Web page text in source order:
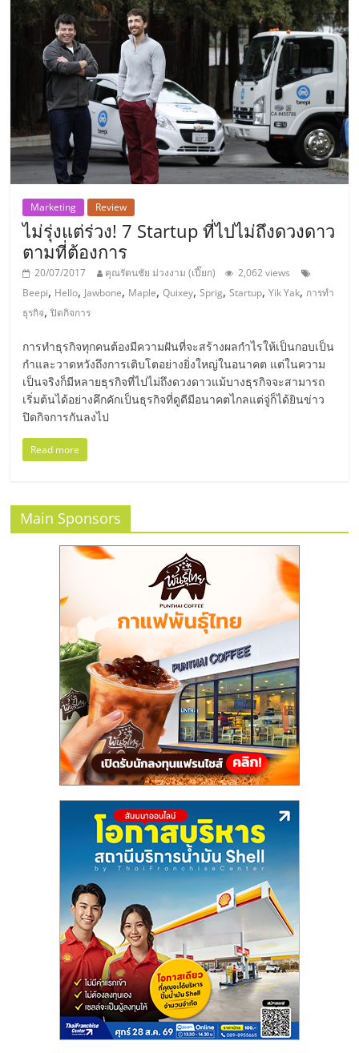
รน
ไชส์,
ที่
ปรึกษา
แฟ
รน
ไชส์,
รวม
แฟ
รน
ไชส์
ขาย
แฟ
ไชส์
แฟ
ไชส์
หน้า
บ้าน
ลงทุน
น้อย
คืน
Marketing Review
ไม่รุ่งแต่ร่วง! 7 Startup ที่ไปไม่ถึงดวงดาว
ตามที่ต้องการ
20/07/2017 คุณรัตนชัย ม่วงงาม (เปี๊ยก)
2,062 views
Beepi, Hello, Jawbone, Maple,Quixey,Sprig,Startup,Yik Yak, การทำ
ธุรกิจ,ปิดกิจการ
การทำธุรกิจทุกคนต้องมีความฝันที่จะสร้างผลกำไรให้เป็นกอบเป็น
กำและวาดหวังถึงการเติบโตอย่างยิ่งใหญ่ในอนาคต แต่ในความ
เป็นจริงก็มีหลายธุรกิจที่ไปไม่ถึงดวงดาวแม้บางธุรกิจจะสามารถ
เริ่มต้นได้อย่างคึกคักเป็นธุรกิจที่ดูดีมีอนาคตไกลแต่จู่ก็ได้ยินข่าว
ปิดกิจการกันลงไป
Read more
Main Sponsors